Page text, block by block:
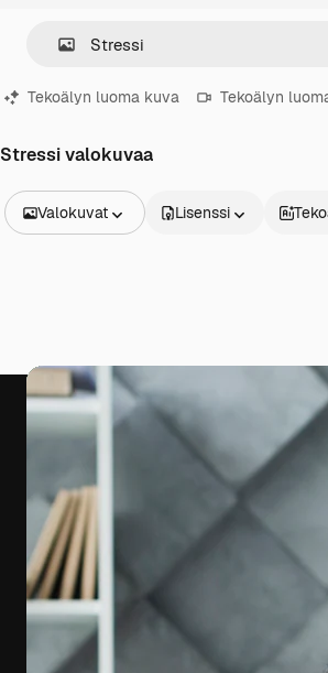
Tekoälyn luoma kuva Tekoälyn
Stressi valokuvaa
Valokuvat
Videot
Videomateriaali
Liikegrafiikka
Videopohjat
Lisenssi
Luova alusta parhaiden töidesi
toteuttamiseen. Yli miljoona
luovien alojen ammattilaisten,
toimistojen ja studioiden
Suomi